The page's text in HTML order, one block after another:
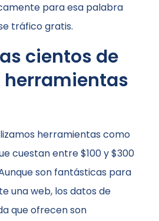
para esa palabra
tráfico gratis.
cientos de
herramientas
herramientas como
cuestan entre $100 y $300
son fantásticas para
una web, los datos de
que ofrecen son